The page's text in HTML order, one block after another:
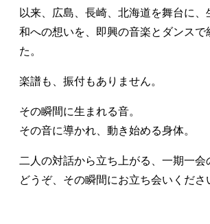
以来、広島、長崎、北海道を舞台に、
和への想いを、即興の音楽とダンスで
た。
楽譜も、振付もありません。
その瞬間に生まれる音。
その音に導かれ、動き始める身体。
二人の対話から立ち上がる、一期一会
どうぞ、その瞬間にお立ち会いくださ